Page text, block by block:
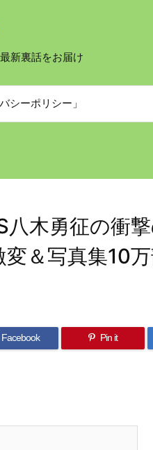
新裏話をお届け
シーポリシー」
八木勇征の衝
＆写真集10
Facebook Pin it